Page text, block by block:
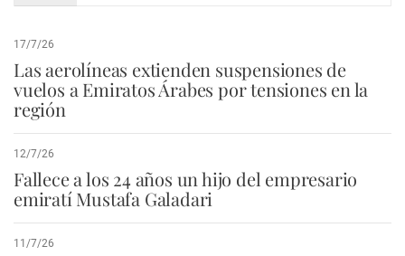
17/7/26
Las aerolíneas extienden suspensiones de
vuelos a Emiratos Árabes por tensiones en la
región
12/7/26
Fallece a los 24 años un hijo del empresario
emiratí Mustafa Galadari
11/7/26